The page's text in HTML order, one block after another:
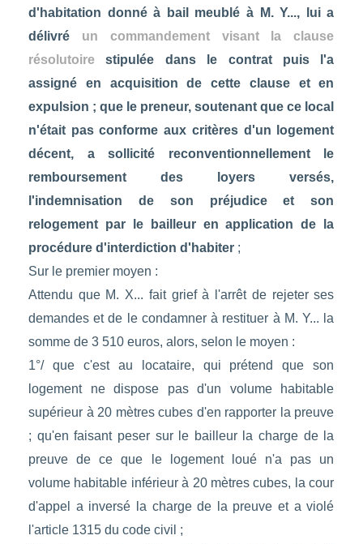
d'habitation donné à bail meublé à M. Y..., lui a
délivré un commandement visant la clause
résolutoirestipulée dans le contrat puis l'a
assigné en acquisition de cette clause et en
expulsion ; que le preneur, soutenant que ce local
n'était pas conforme aux critères d'un logement
décent, a sollicité reconventionnellement le
remboursement des loyers versés,
l'indemnisation de son préjudice et son
relogement par le bailleur en application de la
procédure d'interdiction d'habiter;
Sur le premier moyen :
Attendu que M. X... fait grief à l'arrêt de rejeter ses
demandes et de le condamner à restituer à M. Y... la
somme de 3 510 euros, alors, selon le moyen :
1°/ que c'est au locataire, qui prétend que son
logement ne dispose pas d'un volume habitable
supérieur à 20 mètres cubes d'en rapporter la preuve
; qu'en faisant peser sur le bailleur la charge de la
preuve de ce que le logement loué n'a pas un
volume habitable inférieur à 20 mètres cubes, la cour
d'appel a inversé la charge de la preuve et a violé
l'article 1315 du code civil ;